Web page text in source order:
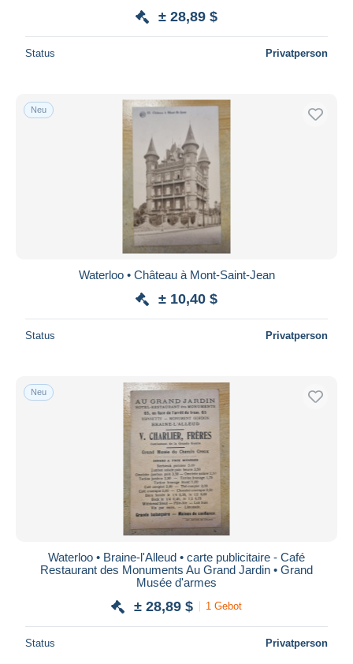
± 28,89 $
Status Privatperson
Neu
Waterloo • Château à Mont-Saint-Jean
± 10,40 $
Status Privatperson
Neu
Waterloo • Braine-l'Alleud • carte publicitaire - Café
Restaurant des Monuments Au Grand Jardin • Grand
Musée d'armes
± 28,89 $ 1 Gebot
Status Privatperson